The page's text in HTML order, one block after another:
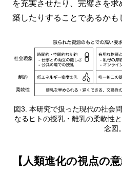
を充実させたり、完璧さを
築したりすることであるかも
図3. 本研究で扱った現代の社会
なるヒトの授乳・離乳の柔軟性
念図。
【人類進化の視点の意